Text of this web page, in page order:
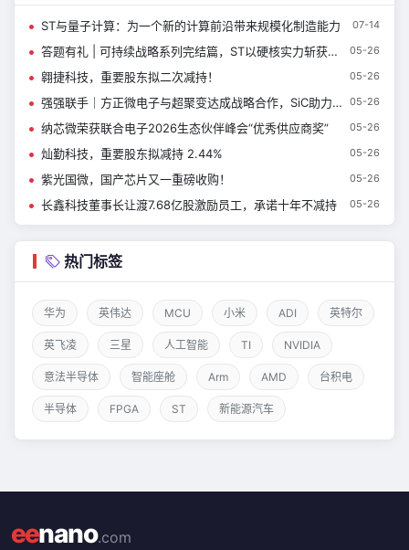
ST与量子计算：为一个新的计算前沿带来规模化制造能力 07-14
答题有礼 | 可持续战略系列完结篇，ST以硬核实力斩获多项权威评级 05-26
翱捷科技，重要股东拟二次减持！ 05-26
强强联手｜方正微电子与超聚变达成战略合作，SiC助力AI智算新基建 05-26
纳芯微荣获联合电子2026生态伙伴峰会“优秀供应商奖” 05-26
灿勤科技，重要股东拟减持 2.44% 05-26
紫光国微，国产芯片又一重磅收购！ 05-26
长鑫科技董事长让渡7.68亿股激励员工，承诺十年不减持 05-26
热门标签
华为 英伟达 MCU 小米 ADI 英特尔
英飞凌 三星 人工智能 TI NVIDIA
意法半导体 智能座舱 Arm AMD 台积电
半导体 FPGA ST 新能源汽车
eenano.com